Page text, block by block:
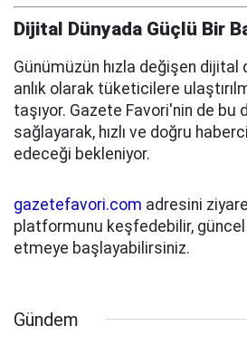
Dijital Dünyada Güçlü Bir
Günümüzün hızla değişen dijital
anlık olarak tüketicilere
taşıyor. Gazete Favori'nin de bu
sağlayarak, hızlı ve doğru
edeceği bekleniyor.
gazetefavori.com adresini
platformunu keşfedebilir,
etmeye başlayabilirsiniz.
Gündem